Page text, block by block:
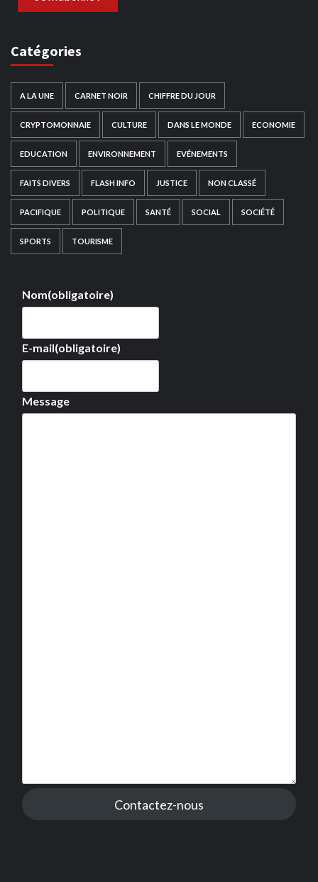
Catégories
A LA UNE CARNET NOIR CHIFFRE DU JOUR
CRYPTOMONNAIE CULTURE DANS LE MONDE ECONOMIE
EDUCATION ENVIRONNEMENT EVÉNEMENTS
FAITS DIVERS FLASH INFO JUSTICE NON CLASSÉ
PACIFIQUE POLITIQUE SANTÉ SOCIAL SOCIÉTÉ
SPORTS TOURISME
Nom(obligatoire)
E-mail(obligatoire)
Message
Contactez-nous